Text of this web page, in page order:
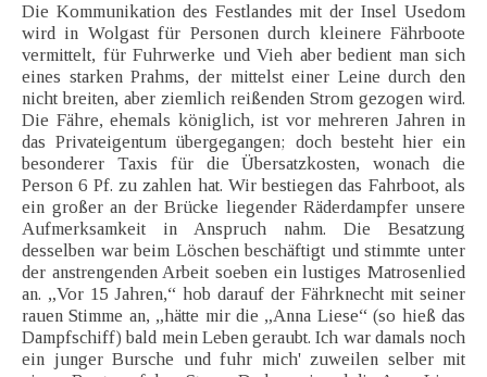
Die Kommunikation des Festlandes mit der Insel Usedom
wird in Wolgast für Personen durch kleinere Fährboote
vermittelt, für Fuhrwerke und Vieh aber bedient man sich
eines starken Prahms, der mittelst einer Leine durch den
nicht breiten, aber ziemlich reißenden Strom gezogen wird.
Die Fähre, ehemals königlich, ist vor mehreren Jahren in
das Privateigentum übergegangen; doch besteht hier ein
besonderer Taxis für die Übersatzkosten, wonach die
Person 6 Pf. zu zahlen hat. Wir bestiegen das Fahrboot, als
ein großer an der Brücke liegender Räderdampfer unsere
Aufmerksamkeit in Anspruch nahm. Die Besatzung
desselben war beim Löschen beschäftigt und stimmte unter
der anstrengenden Arbeit soeben ein lustiges Matrosenlied
an. „Vor 15 Jahren,“ hob darauf der Fährknecht mit seiner
rauen Stimme an, „hätte mir die „Anna Liese“ (so hieß das
Dampfschiff) bald mein Leben geraubt. Ich war damals noch
ein junger Bursche und fuhr mich' zuweilen selber mit